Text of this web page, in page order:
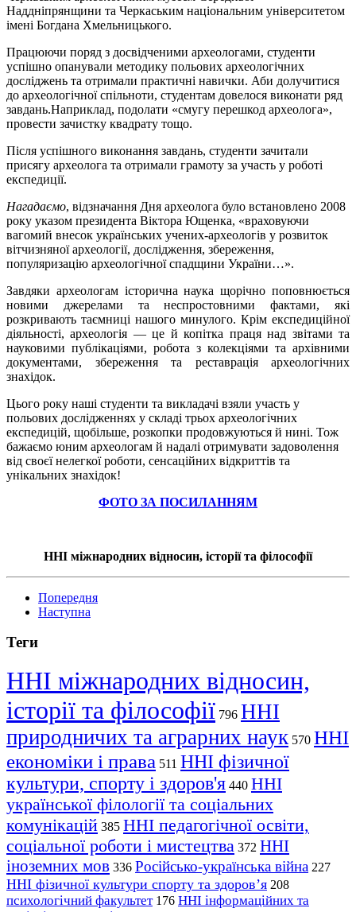
Наддніпрянщини та Черкаським національним університетом
імені Богдана Хмельницького.
Працюючи поряд з досвідченими археологами, студенти
успішно опанували методику польових археологічних
досліджень та отримали практичні навички. Аби долучитися
до археологічної спільноти, студентам довелося виконати ряд
завдань.Наприклад, подолати «смугу перешкод археолога»,
провести зачистку квадрату тощо.
Після успішного виконання завдань, студенти зачитали
присягу археолога та отримали грамоту за участь у роботі
експедиції.
Нагадаємо, відзначання Дня археолога було встановлено 2008
року указом президента Віктора Ющенка, «враховуючи
вагомий внесок українських учених-археологів у розвиток
вітчизняної археології, дослідження, збереження,
популяризацію археологічної спадщини України…».
Завдяки археологам історична наука щорічно поповнюється
новими джерелами та неспростовними фактами, які
розкривають таємниці нашого минулого. Крім експедиційної
діяльності, археологія — це й копітка праця над звітами та
науковими публікаціями, робота з колекціями та архівними
документами, збереження та реставрація археологічних
знахідок.
Цього року наші студенти та викладачі взяли участь у
польових дослідженнях у складі трьох археологічних
експедицій, щобільше, розкопки продовжуються й нині. Тож
бажаємо юним археологам й надалі отримувати задоволення
від своєї нелегкої роботи, сенсаційних відкриттів та
унікальних знахідок!
ФОТО ЗА ПОСИЛАННЯМ
ННІ міжнародних відносин, історії та філософії
Попередня
Наступна
Теги
ННІ міжнародних відносин,
історії та філософії 796 ННІ
природничих та аграрних наук 570 ННІ
економіки і права 511 ННІ фізичної
культури, спорту і здоров'я 440 ННІ
української філології та соціальних
комунікацій 385 ННІ педагогічної освіти,
соціальної роботи і мистецтва 372 ННІ
іноземних мов 336 Російсько-українська війна 227
ННІ фізичної культури спорту та здоров’я 208
психологічний факультет 176 ННІ інформаційних та